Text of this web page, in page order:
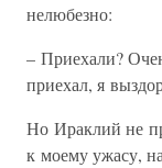
нелюбезно:
– Приехали?
приехал, я
Но Ираклий не
к моему ужасу,